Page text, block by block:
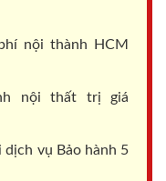
nội thành HCM
nội thất trị giá
vụ Bảo hành 5